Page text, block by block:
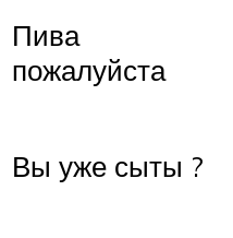
Пива
пожалуйста
Вы уже сыты ?